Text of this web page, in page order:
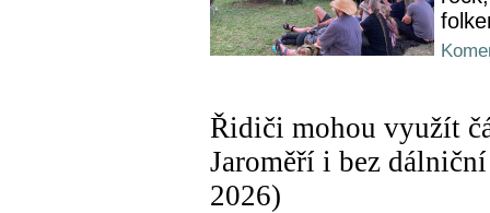
Řidiči mohou využít
Jaroměří i bez
2026)